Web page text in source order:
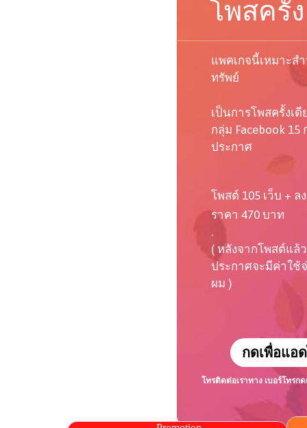
โพสครั้
แพคเกจนี้เหมาะส
ทรัพย์
เป็นการโพสครั้งเดี
กลุ่ม Facebook
ประกาศ
โพสต์ 105 เว็บ + ล
ราคา 470 บาท
.
( หลังจากโพสต์แล้
ประกาศจะมีค่าใช้
ผม )
กดเพื่อแอ
โทรติดต่อเราทาง เบอร์โทรกด